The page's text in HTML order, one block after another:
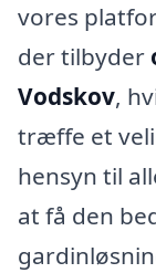
vores
der tilbyder
Vodskov,
træffe et
hensyn til
at få den